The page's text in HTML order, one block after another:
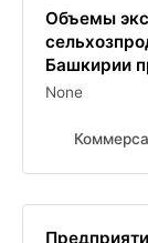
Объемы
Башкирии
None